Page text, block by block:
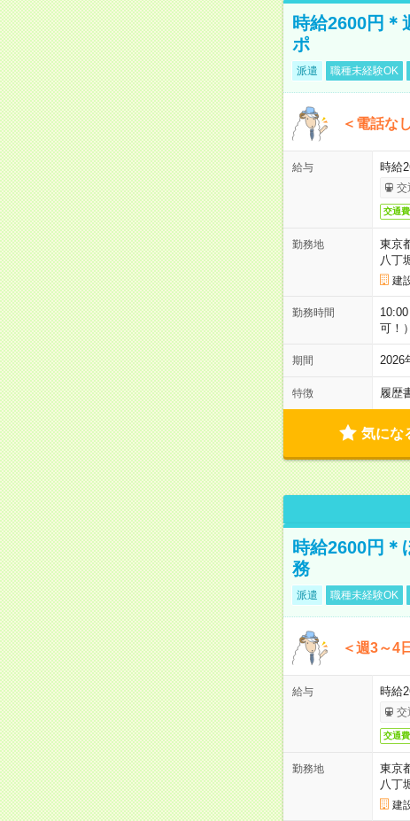
時給2600円＊
ポ
派遣 職種未経験OK
＜電話な
給与 時給
交
交通費
勤務地
東京
八丁
建
勤務時間
可！）
期間 2026
特徴 履歴
気にな
時給2600円＊
務
派遣 職種未経験OK
＜週3～4
給与 時給
交
交通費
勤務地
東京
八丁
建